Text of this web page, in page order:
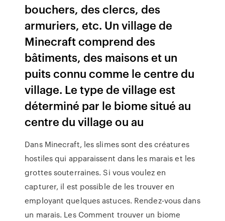
bouchers, des clercs, des
armuriers, etc. Un village de
Minecraft comprend des
bâtiments, des maisons et un
puits connu comme le centre du
village. Le type de village est
déterminé par le biome situé au
centre du village ou au
Dans Minecraft, les slimes sont des créatures
hostiles qui apparaissent dans les marais et les
grottes souterraines. Si vous voulez en
capturer, il est possible de les trouver en
employant quelques astuces. Rendez-vous dans
un marais. Les Comment trouver un biome